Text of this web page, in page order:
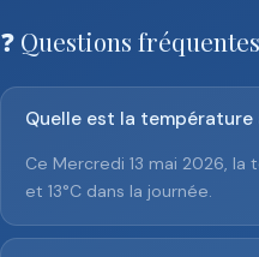
❓ Questions
Quelle est la température
Ce Mercredi 13 mai 2026,
et 13°C dans la journée.